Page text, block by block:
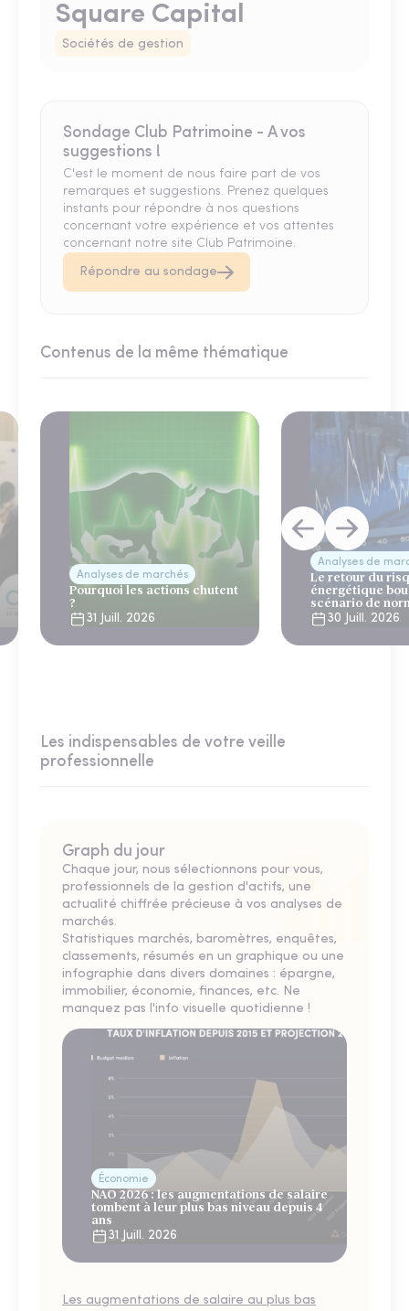
Square Capital
Sociétés de gestion
Sondage Club Patrimoine - A vos
suggestions !
C'est le moment de nous faire part de vos
remarques et suggestions. Prenez quelques
instants pour répondre à nos questions
concernant votre expérience et vos attentes
concernant notre site Club Patrimoine.
Répondre au sondage
Contenus de la même thématique
Analyses de marchés
Pourquoi les actions chutent
?
31 Juill. 2026
Analyses de
Le retour du
énergétique
scénario de
30 Juill. 2026
Les indispensables de votre veille
professionnelle
Graph du jour
Chaque jour, nous sélectionnons pour vous,
professionnels de la gestion d'actifs, une
actualité chiffrée précieuse à vos analyses de
marchés.
Statistiques marchés, baromètres, enquêtes,
classements, résumés en un graphique ou une
infographie dans divers domaines : épargne,
immobilier, économie, finances, etc. Ne
manquez pas l'info visuelle quotidienne !
Économie
NAO 2026 : les augmentations de salaire
tombent à leur plus bas niveau depuis 4
ans
31 Juill. 2026
Les augmentations de salaire au plus bas